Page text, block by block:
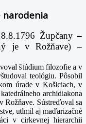
narodenia
Župčany –
je v Rožňave) –
štúdium filozofie a v
teológiu. Pôsobil
úrade v Košiciach, v
archidiakona
Rožňave. Sústreďoval sa
utlmil aj maďarizačné
v cirkevnej hierarchii